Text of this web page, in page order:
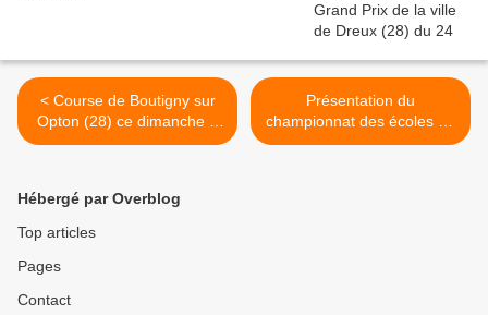
< Course de Boutigny sur
Opton (28) ce dimanche 1
er avril en D1-D2 et D3-D4
Présentation du
championnat des écoles de
cyclisme ce dimanche 1er
Hébergé par Overblog
Top articles
Pages
Contact